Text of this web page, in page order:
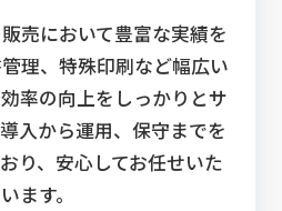
売において豊富な実績を
理、特殊印刷など幅広い
率の向上をしっかりとサ
入から運用、保守までを
り、安心してお任せいた
ます。